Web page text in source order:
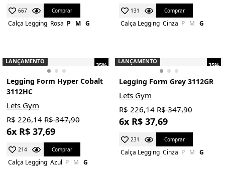
667 Comprar
Calça Legging Rosa P M G
131 Comprar
Calça Legging Cinza P M G
35%
LANÇAMENTO
Legging Form Hyper Cobalt
3112HC
Lets Gym
R$ 226,14 R$ 347,90
6x R$ 37,69
214 Comprar
Calça Legging Azul P M G
35%
LANÇAMENTO
Legging Form Grey 3112GR
Lets Gym
R$ 226,14 R$ 347,90
6x R$ 37,69
231 Comprar
Calça Legging Cinza P M G